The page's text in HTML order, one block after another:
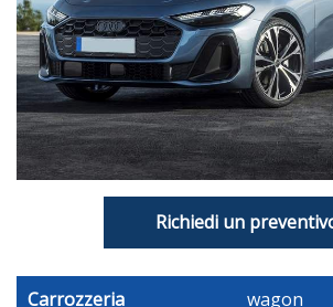
Richiedi un
Carrozzeria
wagon
Pannello Strumenti Con Schermo Tft
Riconoscimento Segnaletica Stradale
Servosterzo Ad Assistenza Variabile,
Cremagliera Variabile
Volante In Alluminio+pelle Reg. In
Profondità, Multifunzione E Comandi
Portabicchiere Ai Sedili Anteriori
Colore Brillante Sulle Portiere E Tessuto